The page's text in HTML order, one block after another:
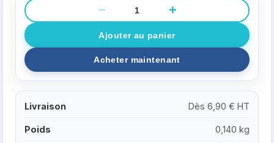
− +
Livraison Dès 6,90 € HT
Poids 0,140 kg